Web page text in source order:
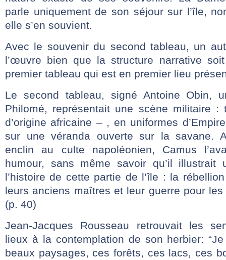
parle uniquement de son séjour sur l’île,
elle s’en souvient.
Avec le souvenir du second tableau, un
l’œuvre bien que la structure narrative
premier tableau qui est en premier lieu
Le second tableau, signé Antoine Obin,
Philomé, représentait une scène militaire
d’origine africaine – , en uniformes
sur une véranda ouverte sur la savane.
enclin au culte napoléonien, Camus
humour, sans même savoir qu’il illustrait
l’histoire de cette partie de l’île : la
leurs anciens maîtres et leur guerre pour
(p. 40)
Jean-Jacques Rousseau retrouvait les
lieux à la contemplation de son herbier:
beaux paysages, ces forêts, ces lacs, ces